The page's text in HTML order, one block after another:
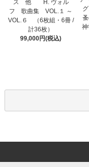
ス 他 H. ヴォル
フ 歌曲集 VOL.１ ～
VOL.６ （6枚組・6冊 /
計36枚）
99,000円(税込)